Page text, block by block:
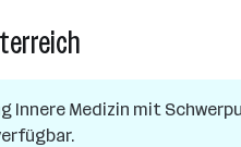
Jobs
Innere Medizin mit